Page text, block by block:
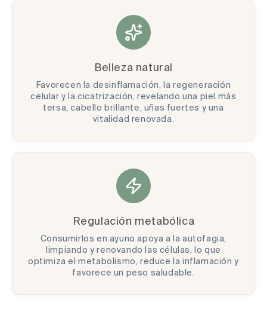
Belleza natural
Favorecen la desinflamación, la regeneración
celular y la cicatrización, revelando una piel más
tersa, cabello brillante, uñas fuertes y una
vitalidad renovada.
Regulación metabólica
Consumirlos en ayuno apoya a la autofagia,
limpiando y renovando las células, lo que
optimiza el metabolismo, reduce la inflamación y
favorece un peso saludable.